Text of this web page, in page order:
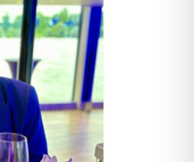
Individuell und personalisiert
Werben und Präsentieren
Verarbeitung · Lettershop